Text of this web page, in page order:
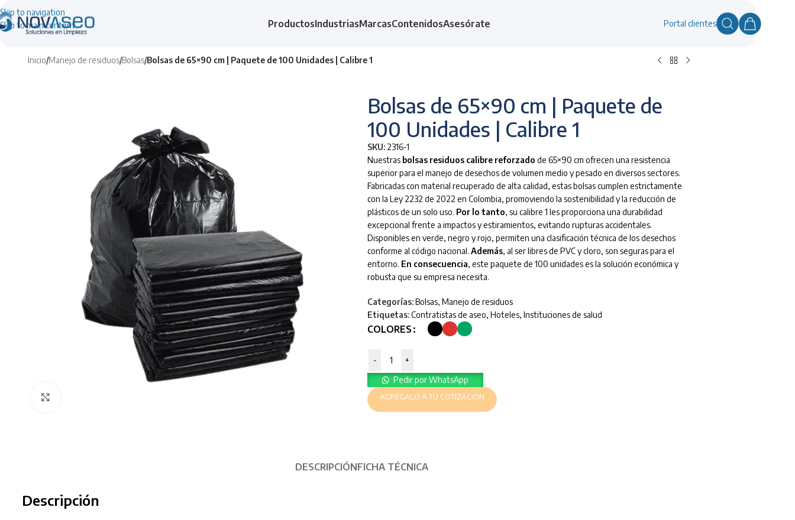
Skip to navigation
Skip to main content
ProductosIndustriasMarcasContenidosAsesórate Portal clientes
Inicio/Manejo de residuos/Bolsas/Bolsas de 65×90 cm | Paquete de 100 Unidades | Calibre 1
Bolsas de 65×90 cm | Paquete de
100 Unidades | Calibre 1
SKU: 2316-1
Nuestras bolsas residuos calibre reforzado de 65×90 cm ofrecen una resistencia
superior para el manejo de desechos de volumen medio y pesado en diversos sectores.
Fabricadas con material recuperado de alta calidad, estas bolsas cumplen estrictamente
con la Ley 2232 de 2022 en Colombia, promoviendo la sostenibilidad y la reducción de
plásticos de un solo uso. Por lo tanto, su calibre 1 les proporciona una durabilidad
excepcional frente a impactos y estiramientos, evitando rupturas accidentales.
Disponibles en verde, negro y rojo, permiten una clasificación técnica de los desechos
conforme al código nacional. Además, al ser libres de PVC y cloro, son seguras para el
entorno. En consecuencia, este paquete de 100 unidades es la solución económica y
robusta que su empresa necesita.
Categorías:Bolsas, Manejo de residuos
Etiquetas:Contratistas de aseo, Hoteles, Instituciones de salud
COLORES
-
+
Pedir por WhatsApp
AGRÉGALO A TU COTIZACIÓN
DESCRIPCIÓNFICHA TÉCNICA
Descripción